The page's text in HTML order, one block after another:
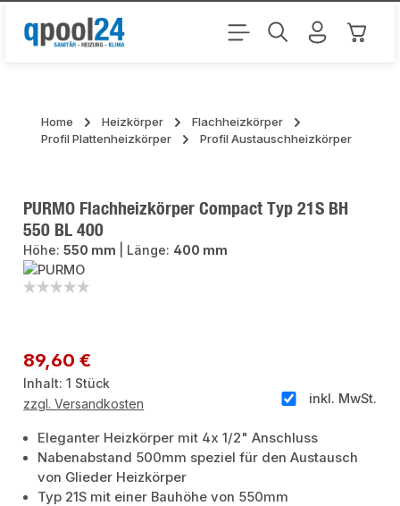
Zum Hauptinhalt springen
Home Heizkörper
Flachheizkörper
Profil Plattenheizkörper
Profil Austauschheizkörper
PURMO Flachheizkörper Compact Typ 21S BH
550 BL 400
Höhe:550 mm Länge: 400 mm
Regulärer Preis:
89,60 €
Inhalt:1 Stück
inkl. MwSt.
zzgl. Versandkosten
Eleganter Heizkörper mit 4x 1/2" Anschluss
Nabenabstand 500mm speziel für den Austausch
von Glieder Heizkörper
Typ 21S mit einer Bauhöhe von 550mm